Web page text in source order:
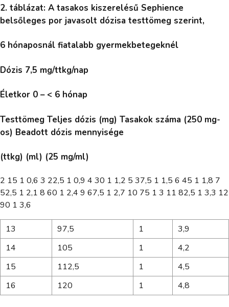
2. táblázat: A tasakos kiszerelésű Sephience
belsőleges por javasolt dózisa testtömeg szerint,
6 hónaposnál fiatalabb gyermekbetegeknél
Dózis 7,5 mg/ttkg/nap
Életkor 0 – < 6 hónap
Testtömeg Teljes dózis (mg) Tasakok száma (250 mg-
os) Beadott dózis mennyisége
(ttkg) (ml) (25 mg/ml)
2 15 1 0,6 3 22,5 1 0,9 4 30 1 1,2 5 37,5 1 1,5 6 45 1 1,8 7
52,5 1 2,1 8 60 1 2,4 9 67,5 1 2,7 10 75 1 3 11 82,5 1 3,3 12
90 1 3,6
13 97,5 1
3,9
14
105 1
4,2
15
112,5 1
4,5
16
120 1 4,8